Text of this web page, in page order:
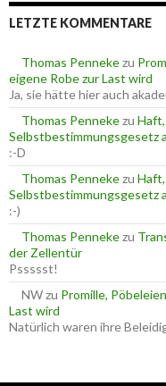
n
e
n
c
h
:
LETZTE KOMMENTARE
Thomas Pennekezu
eigene Robe zur Last wird
Ja, sie hätte hier auch
Thomas Pennekezu
Selbstbestimmungsgesetz
:-D
Thomas Pennekezu
Selbstbestimmungsgesetz
:-)
Thomas Pennekezu
der Zellentür
Pssssst!
NWzu Promille,
Last wird
Natürlich waren ihre